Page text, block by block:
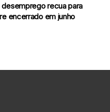
desemprego recua para
encerrado em junho